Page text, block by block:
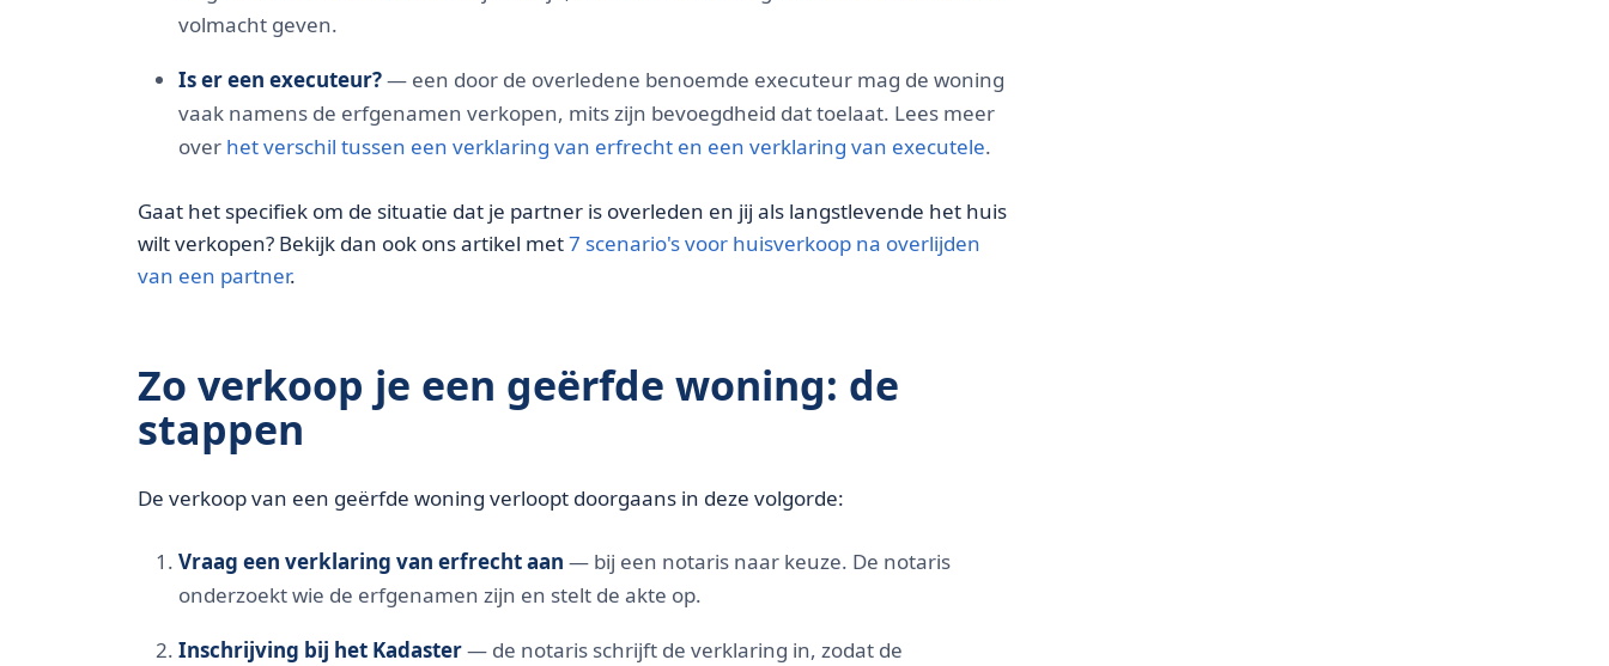
volmacht geven.
Is er een executeur?— een door de overledene benoemde executeur mag de woning
vaak namens de erfgenamen verkopen, mits zijn bevoegdheid dat toelaat. Lees meer
over het verschil tussen een verklaring van erfrecht en een verklaring van executele.
Gaat het specifiek om de situatie dat je partner is overleden en jij als langstlevende het huis
wilt verkopen? Bekijk dan ook ons artikel met7 scenario's voor huisverkoop na overlijden
van een partner.
Zo verkoop je een geërfde woning: de
stappen
De verkoop van een geërfde woning verloopt doorgaans in deze volgorde:
Vraag een verklaring van erfrecht aan — bij een notaris naar keuze. De notaris
onderzoekt wie de erfgenamen zijn en stelt de akte op.
Inschrijving bij het Kadaster— de notaris schrijft de verklaring in, zodat de